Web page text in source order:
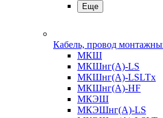
Еще
Кабель, провод
МКШ
МКШнг(А)-LS
МКШнг(А)-LSLTx
МКШнг(А)-HF
МКЭШ
МКЭШнг(А)-LS